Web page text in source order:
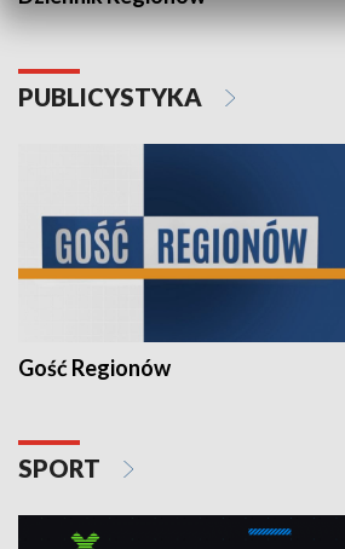
PUBLICYSTYKA
Gość Regionów
SPORT